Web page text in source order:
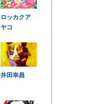
ロッカクア
ヤコ
井田幸昌